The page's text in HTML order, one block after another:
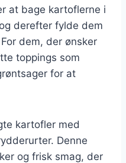
at bage kartoflerne i
derefter fylde dem
dem, der ønsker
toppings som
for at
kartofler med
Denne
og frisk smag, der